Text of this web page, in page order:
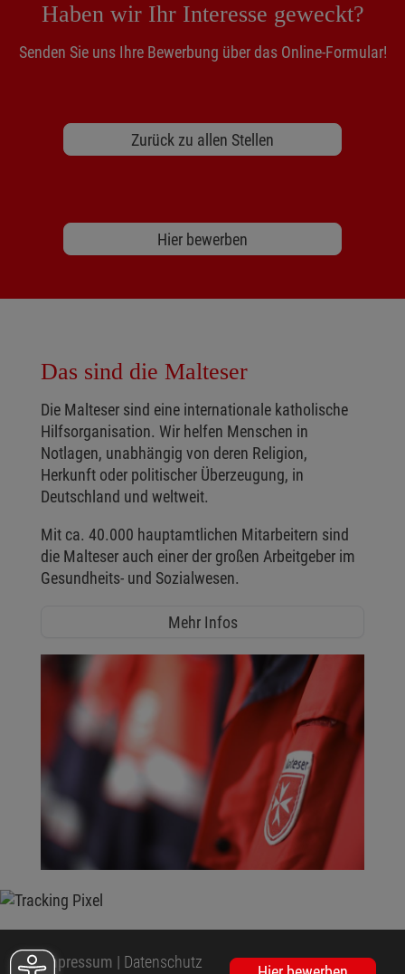
Haben wir Ihr Interesse geweckt?
Senden Sie uns Ihre Bewerbung über das Online-Formular!
Zurück zu allen Stellen
Hier bewerben
Das sind die Malteser
Die Malteser sind eine internationale katholische
Hilfsorganisation. Wir helfen Menschen in
Notlagen, unabhängig von deren Religion,
Herkunft oder politischer Überzeugung, in
Deutschland und weltweit.
Mit ca. 40.000 hauptamtlichen Mitarbeitern sind
die Malteser auch einer der großen Arbeitgeber im
Gesundheits- und Sozialwesen.
Mehr Infos
Impressum | Datenschutz